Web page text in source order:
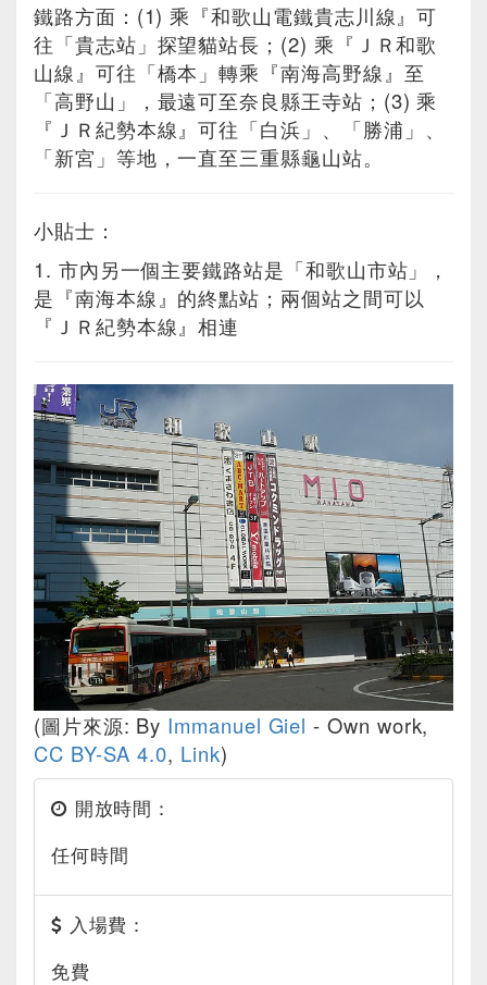
鐵路方面：(1) 乘『和歌山電鐵貴志川線』可
往「貴志站」探望貓站長；(2) 乘『ＪＲ和歌
山線』可往「橋本」轉乘『南海高野線』至
「高野山」，最遠可至奈良縣王寺站；(3) 乘
『ＪＲ紀勢本線』可往「白浜」、「勝浦」、
「新宮」等地，一直至三重縣龜山站。
小貼士：
1. 市內另一個主要鐵路站是「和歌山市站」，
是『南海本線』的終點站；兩個站之間可以
『ＪＲ紀勢本線』相連
(圖片來源: By Immanuel Giel -Own work,
CC BY-SA 4.0, Link)
開放時間：
任何時間
入場費：
免費